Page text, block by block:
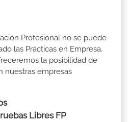
Profesional no se puede
las Prácticas en Empresa.
la posibilidad de
nuestras empresas
Libres FP